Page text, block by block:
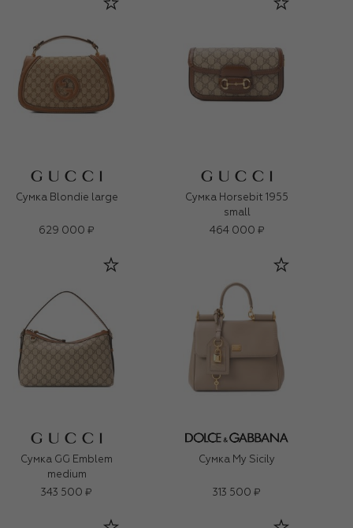
Сумка Blondie large
629 000 ₽
Сумка Horsebit 1955
small
464 000 ₽
Сумка GG Emblem
medium
343 500 ₽
Сумка My Sicily
313 500 ₽